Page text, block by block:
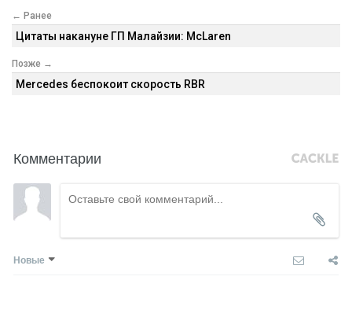
← Ранее
Цитаты накануне ГП Малайзии: McLaren
Позже →
Mercedes беспокоит скорость RBR
Комментарии
Новые